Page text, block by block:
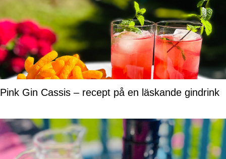
Pink Gin Cassis – recept på en läskande gindrink